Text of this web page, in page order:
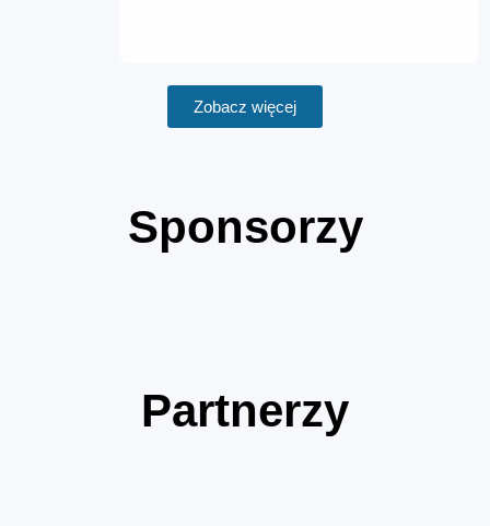
Zobacz więcej
Sponsorzy
Partnerzy